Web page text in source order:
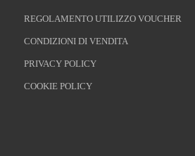
REGOLAMENTO UTILIZZO VOUCHER
CONDIZIONI DI VENDITA
PRIVACY POLICY
COOKIE POLICY